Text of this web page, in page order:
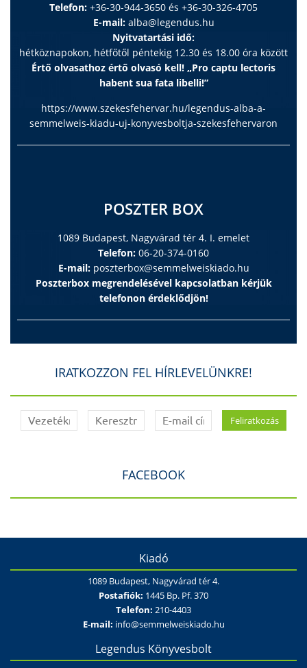
Telefon: +36-30-944-3650 és +36-30-326-4705
E-mail: alba@legendus.hu
Nyitvatartási idő:
hétköznapokon, hétfőtől péntekig 12.30 és 18.00 óra között
Értő olvasathoz értő olvasó kell! „Pro captu lectoris
habent sua fata libelli!”
https://www.szekesfehervar.hu/legendus-alba-a-
semmelweis-kiadu-uj-konyvesboltja-szekesfehervaron
POSZTER BOX
1089 Budapest, Nagyvárad tér 4. I. emelet
Telefon: 06-20-374-0160
E-mail: poszterbox@semmelweiskiado.hu
Poszterbox megrendelésével kapcsolatban kérjük
telefonon érdeklődjön!
IRATKOZZON FEL HÍRLEVELÜNKRE!
FACEBOOK
Kiadó
1089 Budapest, Nagyvárad tér 4.
Postafiók: 1445 Bp. Pf. 370
Telefon: 210-4403
E-mail: info@semmelweiskiado.hu
Legendus Könyvesbolt